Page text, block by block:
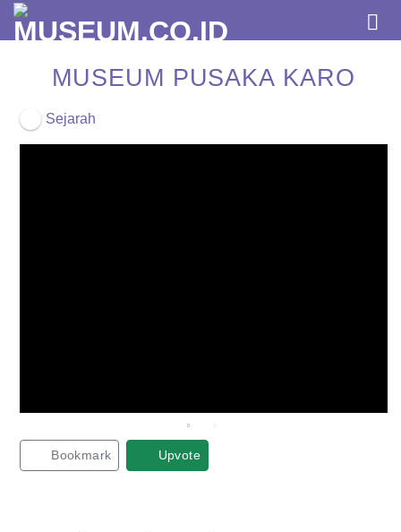
Skip
MUSEUM PUSAKA KARO
Sejarah
Bookmark Upvote